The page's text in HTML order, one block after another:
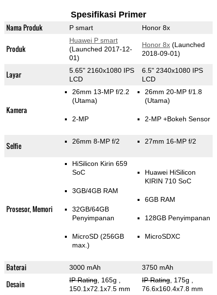
Spesifikasi Primer
Nama Produk P smart Honor 8x
Produk
Huawei P smart
(Launched 2017-12-
01)
Honor 8x(Launched
2018-09-01)
Layar
5.65" 2160x1080 IPS
LCD
6.5" 2340x1080 IPS
LCD
Kamera
26mm 13-MP f/2.2
(Utama)
2-MP
26mm 20-MP f/1.8
(Utama)
2-MP +Bokeh Sensor
Selfie 26mm 8-MP f/2 27mm 16-MP f/2
Prosesor, Memori
HiSilicon Kirin 659
SoC
3GB/4GB RAM
32GB/64GB
Penyimpanan
MicroSD (256GB
max.)
Huawei HiSilicon
KIRIN 710 SoC
6GB RAM
128GB Penyimpanan
MicroSDXC
Baterai 3000 mAh 3750 mAh
Desain IP Rating, 165g
150.1x72.1x7.5 mm
IP Rating, 175g
76.6x160.4x7.8 mm